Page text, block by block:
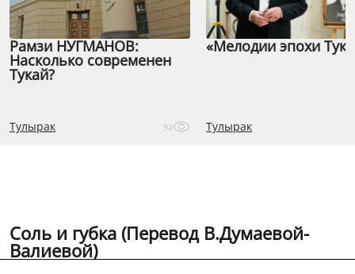
Рамзи НУГМАНОВ:
Насколько современен
Тукай?
Тулырак 92
«Мелодии эпохи
Тулырак
Соль и губка (Перевод В.Думаевой-
Валиевой)